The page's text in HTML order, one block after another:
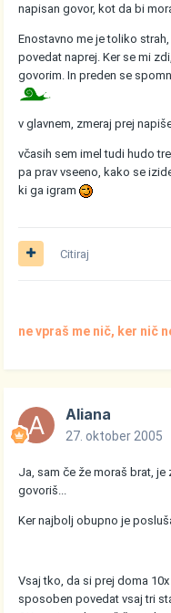
napisan govor, kot da bi
Enostavno me je toliko
povedat naprej. Ker se mi
govorim. In preden se
v glavnem, zmeraj prej
včasih sem imel tudi hudo
pa prav vseeno, kako se
ki ga igram
Citiraj
ne vpraš me nič, ker nič
Aliana
27. oktober 2005
Ja, sam če že moraš brat,
govoriš...
Ker najbolj obupno je
Vsaj tko, da si prej doma
sposoben povedat vsaj tri